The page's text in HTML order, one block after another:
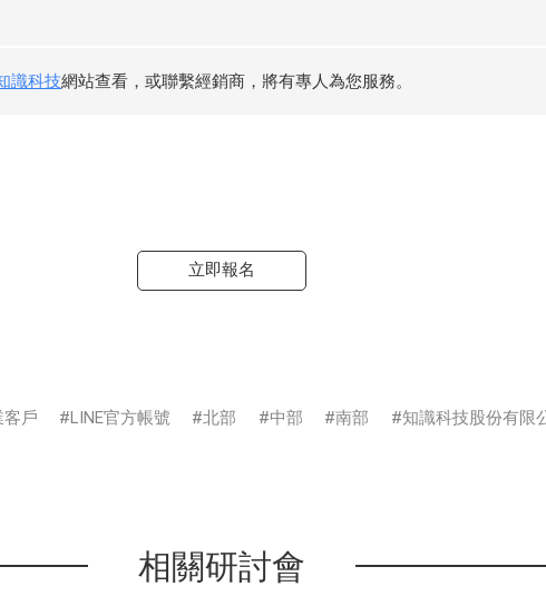
識科技網站查看，或聯繫經銷商，將有專人為您服務。
立即報名
客戶 LINE官方帳號 北部 中部 南部 知識科技股份有限
相關研討會